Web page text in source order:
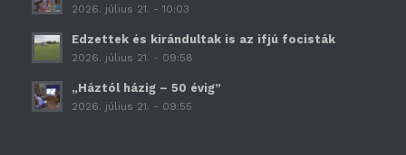
2026. július 21. - 10:03
Edzettek és kirándultak is az ifjú focisták
2026. július 21. - 09:58
„Háztól házig – 50 évig”
2026. július 21. - 09:55